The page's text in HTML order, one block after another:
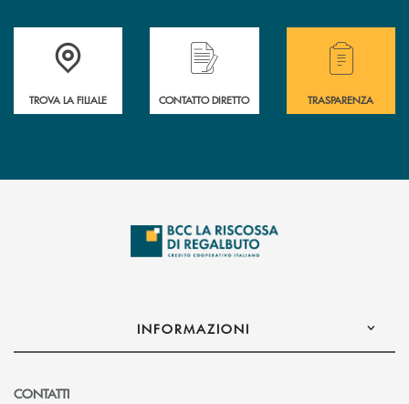
Accedi all' elenco completo delle filiali della Bcc
TROVA LA FILIALE
Hai bisogno di assistenza immediata?
CONTATTO DIRETTO
Hai bisogno di
TRASPARENZA
INFORMAZIONI
CONTATTI